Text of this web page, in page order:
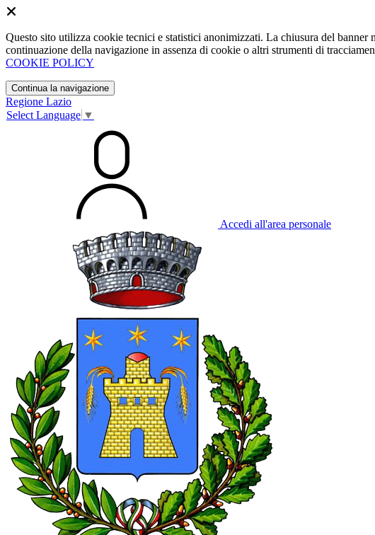
Questo sito utilizza cookie tecnici e statistici anonimizzati. La chiusura del
continuazione della navigazione in assenza di cookie o altri strumenti di
COOKIE POLICY
Continua la navigazione
Regione Lazio
Select Language ▼
Accedi all'area personale